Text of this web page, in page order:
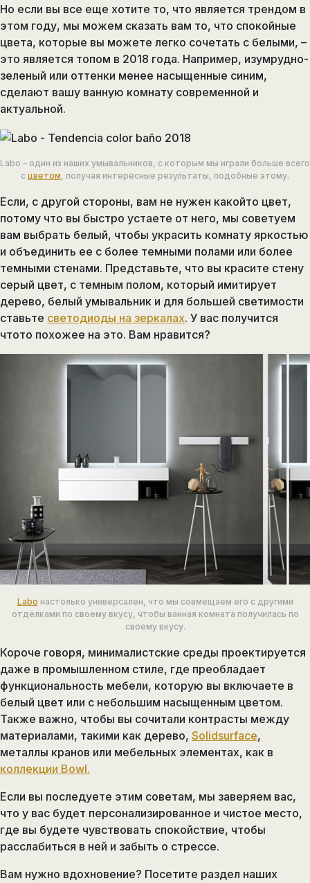
Но если вы все еще хотите то, что является трендом в
этом году, мы можем сказать вам то, что спокойные
цвета, которые вы можете легко сочетать с белыми, –
это является топом в 2018 года. Например, изумрудно-
зеленый или оттенки менее насыщенные синим,
сделают вашу ванную комнату современной и
актуальной.
Labo – один из наших умывальников, с которым мы играли больше всего
с цветом , получая интересные результаты, подобные этому.
Если, с другой стороны, вам не нужен какойто цвет,
потому что вы быстро устаете от него, мы советуем
вам выбрать белый, чтобы украсить комнату яркостью
и объединить ее с более темными полами или более
темными стенами. Представьте, что вы красите стену
серый цвет, с темным полом, который имитирует
дерево, белый умывальник и для большей светимости
ставьте светодиоды на зеркалах. У вас получится
чтото похожее на это. Вам нравится?
Labo настолько универсален, что мы совмещаем его с другими
отделками по своему вкусу, чтобы ванная комната получилась по
своему вкусу.
Короче говоря, минималистские среды проектируется
даже в промышленном стиле, где преобладает
функциональность мебели, которую вы включаете в
белый цвет или с небольшим насыщенным цветом.
Также важно, чтобы вы сочитали контрасты между
материалами, такими как дерево, Solidsurface,
металлы кранов или мебельных элементах, как в
коллекции Bowl.
Если вы последуете этим советам, мы заверяем вас,
что у вас будет персонализированное и чистое место,
где вы будете чувствовать спокойствие, чтобы
расслабиться в ней и забыть о стрессе.
Вам нужно вдохновение? Посетите раздел наших